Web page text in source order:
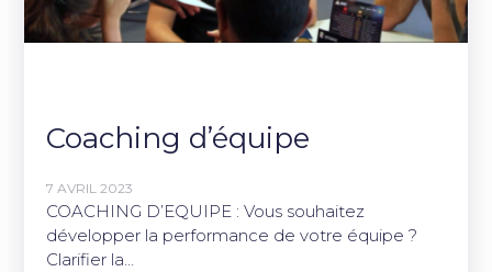
Coaching d’équipe
7 AVRIL 2023
COACHING D’EQUIPE : Vous souhaitez
développer la performance de votre équipe ?
Clarifier la…